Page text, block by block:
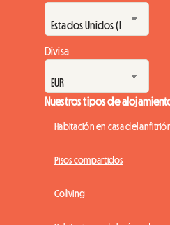
Divisa
Nuestros tipos de
Habitación en casa del
Pisos compartidos
Coliving